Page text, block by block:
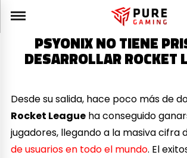
PSYONIX NO TIENE
DESARROLLAR ROCKET
Desde su salida, hace poco más de
Rocket League ha conseguido
jugadores, llegando a la masiva cifra
de usuarios en todo el mundo. El